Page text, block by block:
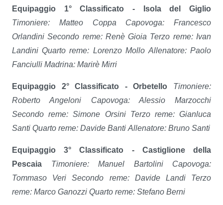
Equipaggio 1° Classificato - Isola del Giglio
Timoniere: Matteo Coppa Capovoga: Francesco
Orlandini Secondo reme: Renè Gioia Terzo reme: Ivan
Landini Quarto reme: Lorenzo Mollo Allenatore: Paolo
Fanciulli Madrina: Marirè Mirri
Equipaggio 2° Classificato - Orbetello
Timoniere:
Roberto Angeloni
Capovoga: Alessio Marzocchi
Secondo reme: Simone Orsini
Terzo reme: Gianluca
Santi Quarto reme: Davide Banti Allenatore: Bruno Santi
Equipaggio 3° Classificato - Castiglione della
Pescaia
Timoniere: Manuel Bartolini
Capovoga:
Tommaso Veri
Secondo reme: Davide Landi
Terzo
reme: Marco Ganozzi Quarto reme: Stefano Berni